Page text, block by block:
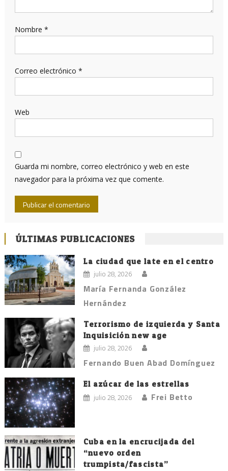
Nombre *
Correo electrónico *
Web
Guarda mi nombre, correo electrónico y web en este
navegador para la próxima vez que comente.
ÚLTIMAS PUBLICACIONES
La ciudad que late en el centro
julio 28, 2026
María Fernanda González
Hernández
Terrorismo de izquierda y Santa
Inquisición new age
julio 28, 2026
Fernando Buen Abad Domínguez
El azúcar de las estrellas
julio 28, 2026 Frei Betto
Cuba en la encrucijada del
“nuevo orden
trumpista/fascista”